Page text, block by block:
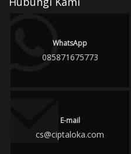
WhatsApp
085871675773
E-mail
cs@ciptaloka.com